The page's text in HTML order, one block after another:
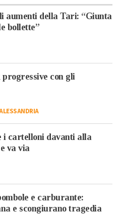
aumenti della Tari: “Giunta
bollette”
con gli
i cartelloni davanti alla
va via
e carburante:
e scongiurano tragedia